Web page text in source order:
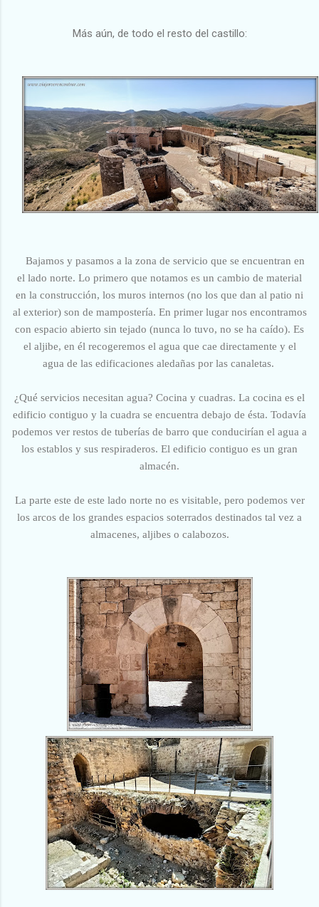
Más aún, de todo el resto del castillo:
Bajamos y pasamos a la zona de servicio que se encuentran en
el lado norte. Lo primero que notamos es un cambio de material
en la construcción, los muros internos (no los que dan al patio ni
al exterior) son de mampostería. En primer lugar nos encontramos
con espacio abierto sin tejado (nunca lo tuvo, no se ha caído). Es
el aljibe, en él recogeremos el agua que cae directamente y el
agua de las edificaciones aledañas por las canaletas.
¿Qué servicios necesitan agua? Cocina y cuadras. La cocina es el
edificio contiguo y la cuadra se encuentra debajo de ésta. Todavía
podemos ver restos de tuberías de barro que conducirían el agua a
los establos y sus respiraderos. El edificio contiguo es un gran
almacén.
La parte este de este lado norte no es visitable, pero podemos ver
los arcos de los grandes espacios soterrados destinados tal vez a
almacenes, aljibes o calabozos.